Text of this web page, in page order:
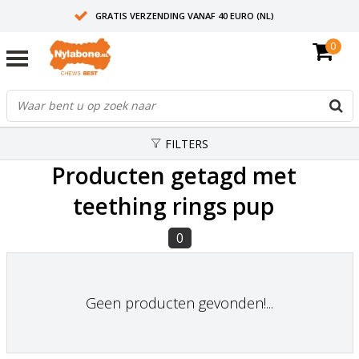
GRATIS VERZENDING VANAF 40 EURO (NL)
0
FILTERS
Producten getagd met
teething rings pup
0
Geen producten gevonden!...